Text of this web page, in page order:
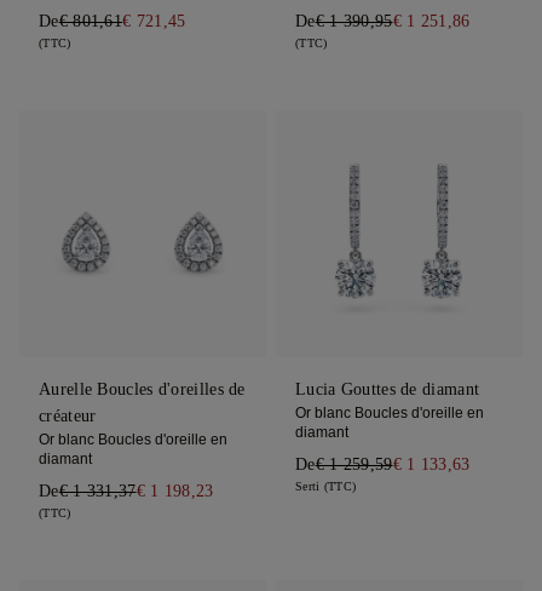
De€ 801,61€ 721,45
(TTC)
De€ 1 390,95€ 1 251,86
(TTC)
Aurelle Boucles d'oreilles de
créateur
Or blanc Boucles d'oreille en
diamant
De€ 1 331,37€ 1 198,23
(TTC)
Lucia Gouttes de diamant
Or blanc Boucles d'oreille en
diamant
De€ 1 259,59€ 1 133,63
Serti (TTC)